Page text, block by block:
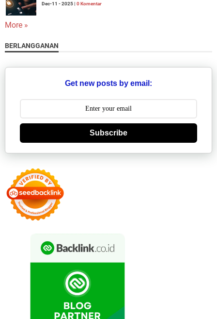
Dec-11 - 2025 | 0 Komentar
More »
BERLANGGANAN
Get new posts by email:
Subscribe